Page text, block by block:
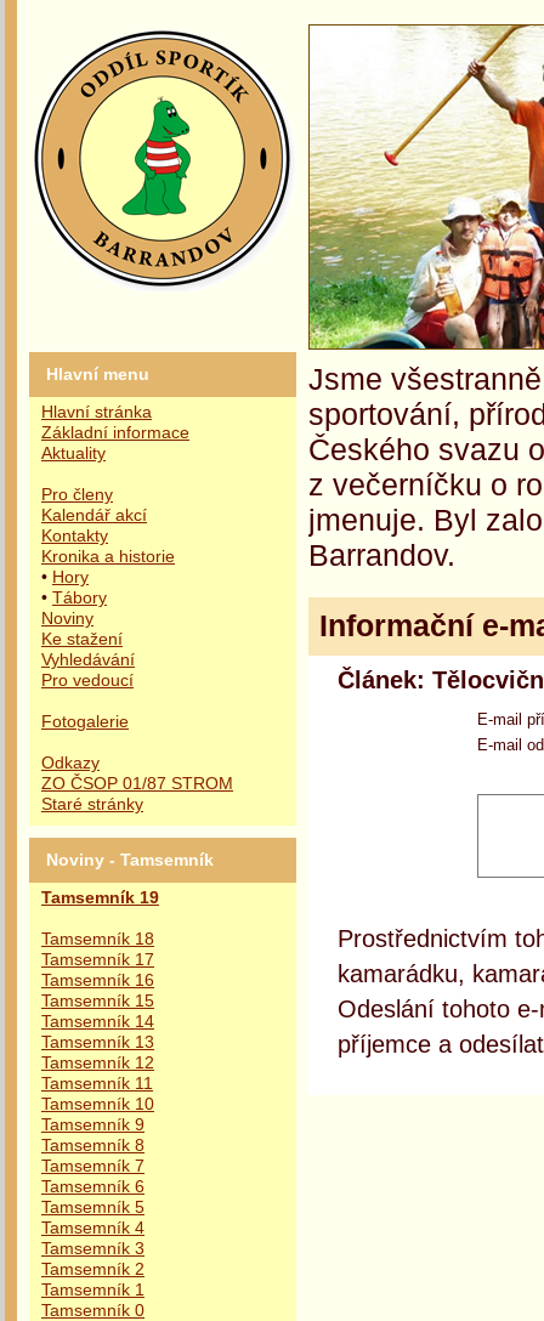
Hlavní menu
Hlavní stránka
Základní informace
Aktuality
Pro členy
Kalendář akcí
Kontakty
Kronika a historie
• Hory
• Tábory
Noviny
Ke stažení
Vyhledávání
Pro vedoucí
Fotogalerie
Odkazy
ZO ČSOP 01/87 STROM
Staré stránky
Noviny - Tamsemník
Tamsemník 19
Tamsemník 18
Tamsemník 17
Tamsemník 16
Tamsemník 15
Tamsemník 14
Tamsemník 13
Tamsemník 12
Tamsemník 11
Tamsemník 10
Tamsemník 9
Tamsemník 8
Tamsemník 7
Tamsemník 6
Tamsemník 5
Tamsemník 4
Tamsemník 3
Tamsemník 2
Tamsemník 1
Tamsemník 0
Jsme
sportování,
Českého svazu
z večerníčku o
jmenuje. Byl
Barrandov.
Informační e-
Článek:
E-mail
E-mail
Prostřednictvím
kamarádku,
Odeslání tohoto
příjemce a